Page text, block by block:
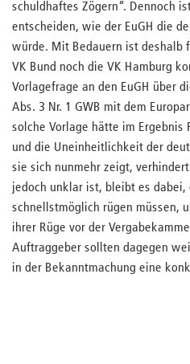
schuldhaftes Zögern“. Dennoch
entscheiden, wie der EuGH die
würde. Mit Bedauern ist deshalb
VK Bund noch die VK Hamburg
Vorlagefrage an den EuGH über
Abs. 3 Nr. 1 GWB mit dem
solche Vorlage hätte im Ergebnis
und die Uneinheitlichkeit der
sie sich nunmehr zeigt,
jedoch unklar ist, bleibt es
schnellstmöglich rügen müssen,
ihrer Rüge vor der
Auftraggeber sollten dagegen
in der Bekanntmachung eine